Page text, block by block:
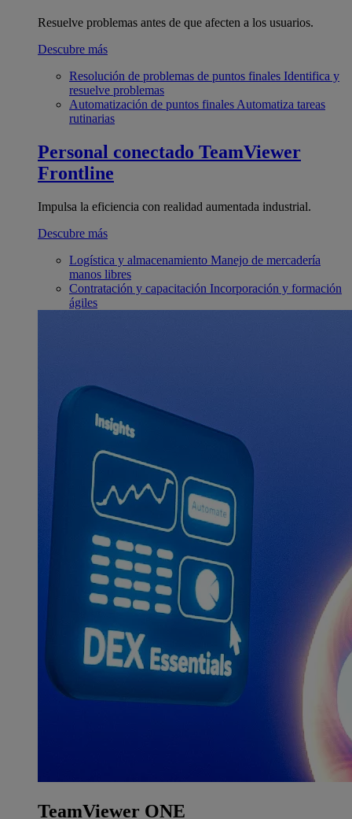
Resuelve problemas antes de que afecten a los usuarios.
Descubre más
Resolución de problemas de puntos finales Identifica y
resuelve problemas
Automatización de puntos finales Automatiza tareas
rutinarias
Personal conectado TeamViewer
Frontline
Impulsa la eficiencia con realidad aumentada industrial.
Descubre más
Logística y almacenamiento Manejo de mercadería
manos libres
Contratación y capacitación Incorporación y formación
ágiles
TeamViewer ONE